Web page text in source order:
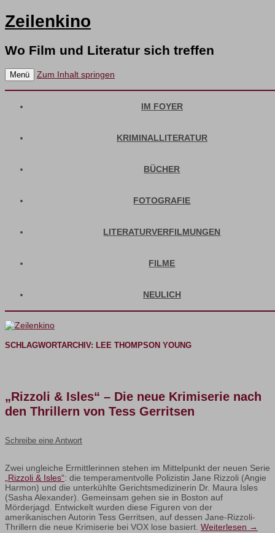
Zeilenkino
Wo Film und Literatur sich treffen
Menü Zum Inhalt springen
IM FOYER
KRIMINALLITERATUR
BÜCHER
FOTOGRAFIE
LITERATURVERFILMUNGEN
FILME
NEULICH
SCHLAGWORTARCHIV: LEE THOMPSON YOUNG
„Rizzoli & Isles“ – Die neue Krimiserie nach
den Thrillern von Tess Gerritsen
Schreibe eine Antwort
Zwei ungleiche Ermittlerinnen stehen im Mittelpunkt der neuen Serie
„Rizzoli & Isles“: die temperamentvolle Polizistin Jane Rizzoli (Angie
Harmon) und die unterkühlte Gerichtsmedizinerin Dr. Maura Isles
(Sasha Alexander). Gemeinsam gehen sie in Boston auf
Mörderjagd. Entwickelt wurden diese Figuren von der
amerikanischen Autorin Tess Gerritsen, auf dessen Jane-Rizzoli-
Thrillern die neue Krimiserie bei VOX lose basiert. Weiterlesen →